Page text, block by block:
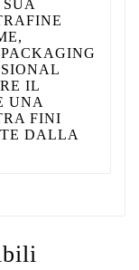
IL
UNA
FINI
DALLA